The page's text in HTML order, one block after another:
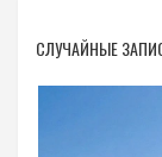
СЛУЧАЙНЫЕ